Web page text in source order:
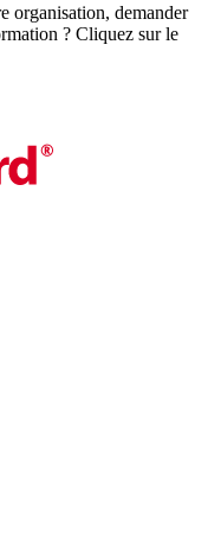
organisation, demander
? Cliquez sur le